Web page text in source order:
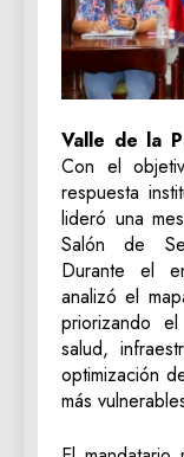
Valle de la
Con el
respuesta
lideró una
Salón de
Durante el
analizó el
priorizando
salud,
optimización
más